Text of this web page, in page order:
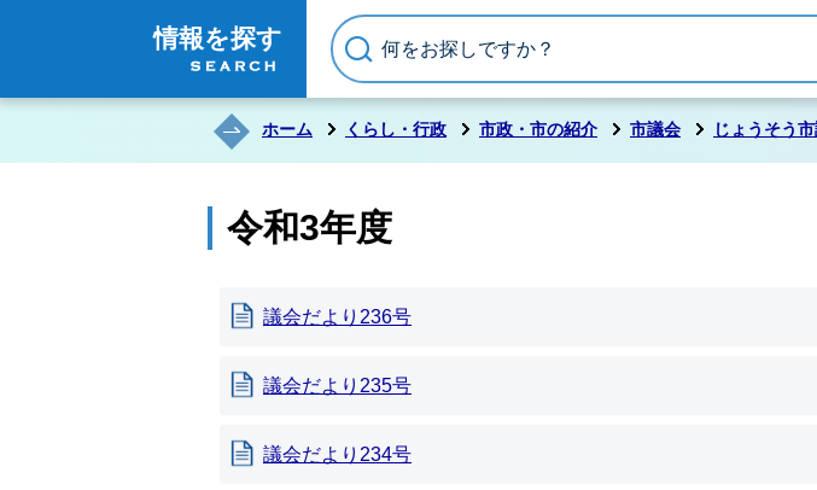
情報を探す
ホーム くらし・行政 市政・市の紹介 市議会 じょうそう
令和3年度
議会だより236号
議会だより235号
議会だより234号